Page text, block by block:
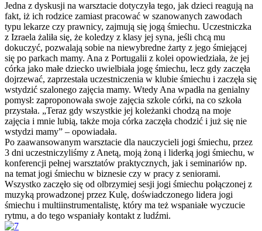
Jedna z dyskusji na warsztacie dotyczyła tego, jak dzieci reagują na
fakt, iż ich rodzice zamiast pracować w szanowanych zawodach
typu lekarze czy prawnicy, zajmują się jogą śmiechu. Uczestniczka
z Izraela żaliła się, że koledzy z klasy jej syna, jeśli chcą mu
dokuczyć, pozwalają sobie na niewybredne żarty z jego śmiejącej
się po parkach mamy. Ana z Portugalii z kolei opowiedziała, że jej
córka jako małe dziecko uwielbiała jogę śmiechu, lecz gdy zaczęła
dojrzewać, zaprzestała uczestniczenia w klubie śmiechu i zaczęła się
wstydzić szalonego zajęcia mamy. Wtedy Ana wpadła na genialny
pomysł: zaproponowała swoje zajęcia szkole córki, na co szkoła
przystała. „Teraz gdy wszystkie jej koleżanki chodzą na moje
zajęcia i mnie lubią, także moja córka zaczęła chodzić i już się nie
wstydzi mamy” – opowiadała.
Po zaawansowanym warsztacie dla nauczycieli jogi śmiechu, przez
3 dni uczestniczyliśmy z Anetą, moją żoną i liderką jogi śmiechu, w
konferencji pełnej warsztatów praktycznych, jak i seminariów np.
na temat jogi śmiechu w biznesie czy w pracy z seniorami.
Wszystko zaczęło się od olbrzymiej sesji jogi śmiechu połączonej z
muzyką prowadzonej przez Kulę, doświadczonego lidera jogi
śmiechu i multiinstrumentalistę, który ma też wspaniałe wyczucie
rytmu, a do tego wspaniały kontakt z ludźmi.